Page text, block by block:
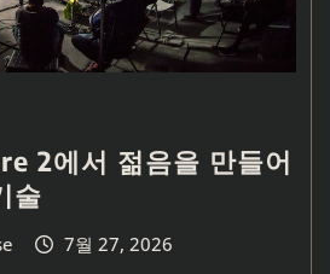
2에서 젊음을 만들어
술
7월 27, 2026